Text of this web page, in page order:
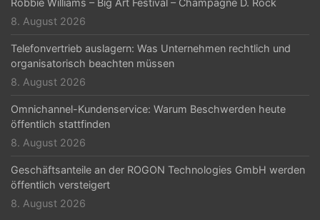
n
Robbie Williams – Big Art Festival – Champagne D. Rock
8. August 2026
Telefonvertrieb auslagern: Was Unternehmen rechtlich und
organisatorisch beachten müssen
8. August 2026
Omnichannel-Kundenservice: Warum Beschwerden heute
öffentlich stattfinden
8. August 2026
Geschäftsanteile an der ROGON Technologies GmbH werden
öffentlich versteigert
8. August 2026